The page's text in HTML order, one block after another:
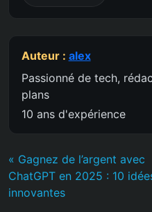
Auteur : alex
Passionné de tech,
plans
10 ans d'expérience
« Gagnez de l’argent avec
ChatGPT en 2025 : 10
innovantes